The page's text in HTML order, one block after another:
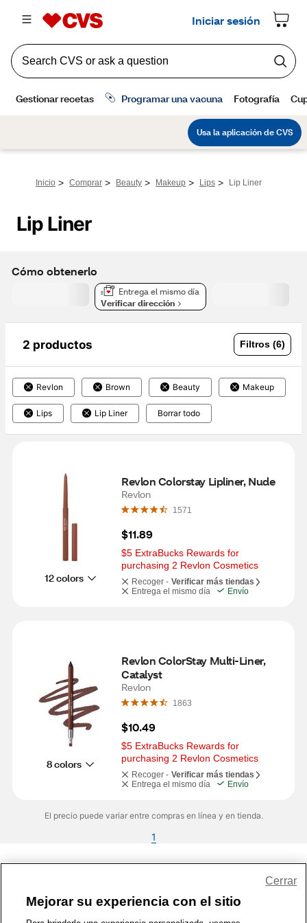
Inicio > Comprar > Beauty > Makeup > Lips > Lip Liner
Lip Liner
Cómo obtenerlo
Entrega el mismo día
Verificar dirección
2 productos Filtros (6)
Revlon Brown Beauty Makeup
Lips Lip Liner Borrar todo
12 colors
Revlon Colorstay Lipliner, Nude
Revlon
1571
$11.89
$5 ExtraBucks Rewards for
purchasing 2 Revlon Cosmetics
Recoger - Verificar más tiendas
Entrega el mismo día
Envío
8 colors
Revlon ColorStay Multi-Liner,
Catalyst
Revlon
1863
$10.49
$5 ExtraBucks Rewards for
purchasing 2 Revlon Cosmetics
Recoger - Verificar más tiendas
Entrega el mismo día
Envío
El precio puede variar entre compras en línea y en tienda.
1
Mejorar su experiencia con el sitio
Cerrar